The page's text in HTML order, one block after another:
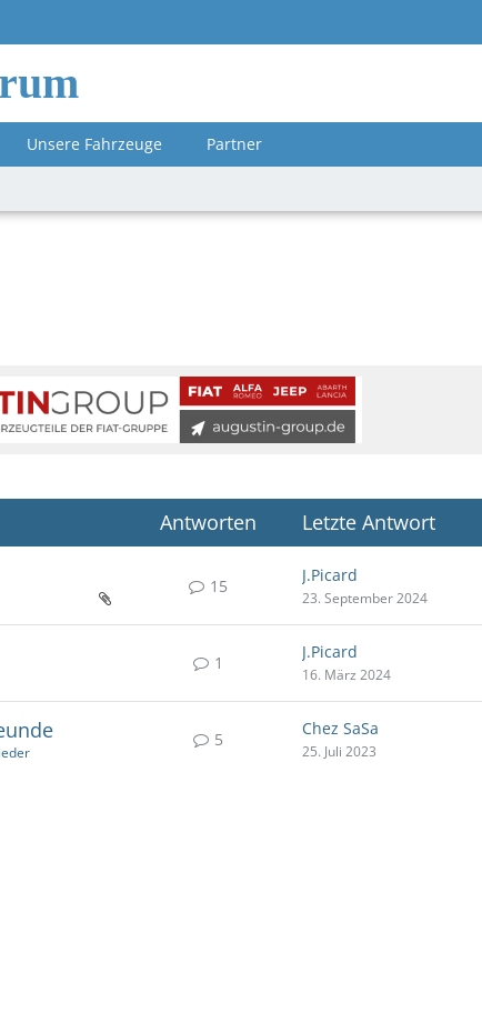
Unsere Fahrzeuge Partner
Antworten Letzte Antwort
15
J.Picard
23. September 2024
1
J.Picard
16. März 2024
5
Chez SaSa
25. Juli 2023